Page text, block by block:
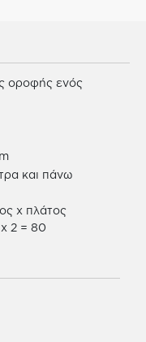
οροφής ενός
και πάνω
x πλάτος
2 = 80